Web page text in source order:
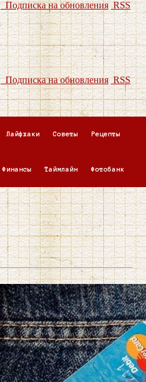
Подписка на обновления RSS
Подписка на обновления RSS
Лайфхаки Советы Рецепты
Финансы Таймлайн Фотобанк